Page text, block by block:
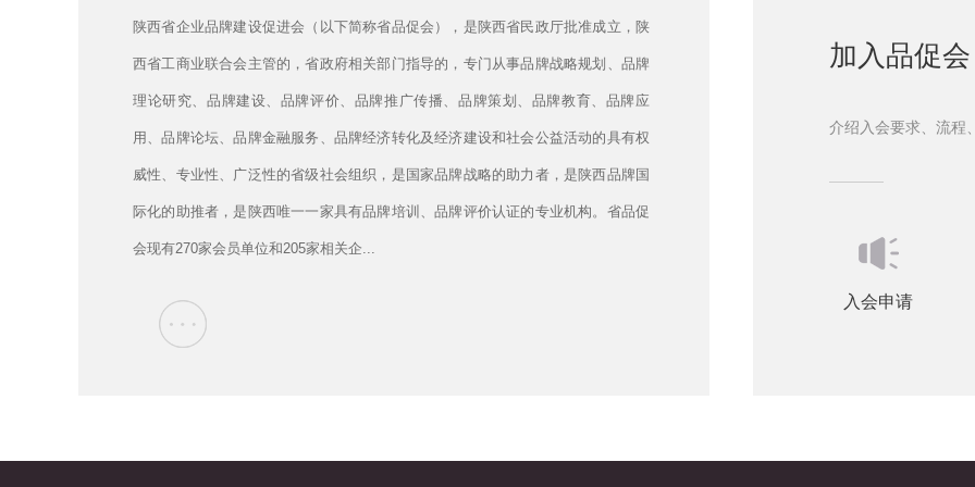
陕西省企业品牌建设促进会（以下简称省品促会），是陕西省民政厅批准成立，陕
西省工商业联合会主管的，省政府相关部门指导的，专门从事品牌战略规划、品牌
理论研究、品牌建设、品牌评价、品牌推广传播、品牌策划、品牌教育、品牌应
用、品牌论坛、品牌金融服务、品牌经济转化及经济建设和社会公益活动的具有权
威性、专业性、广泛性的省级社会组织，是国家品牌战略的助力者，是陕西品牌国
际化的助推者，是陕西唯一一家具有品牌培训、品牌评价认证的专业机构。省品促
会现有270家会员单位和205家相关企...
加入品促会
介绍入会要求、流程
入会申请